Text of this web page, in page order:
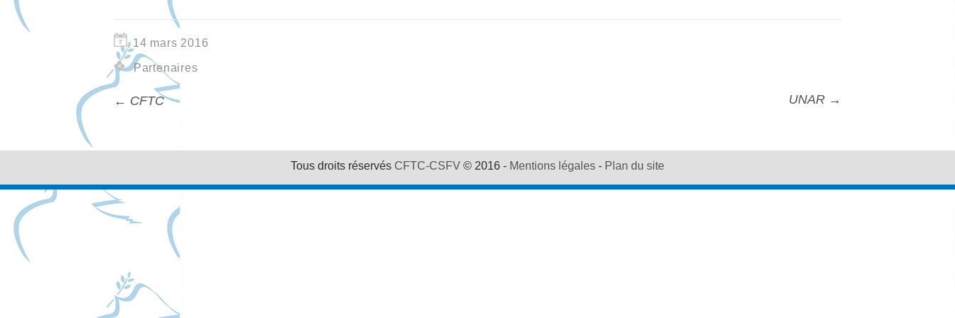
14 mars 2016
Partenaires
← CFTC UNAR →
Tous droits réservés CFTC-CSFV © 2016 - Mentions légales - Plan du site